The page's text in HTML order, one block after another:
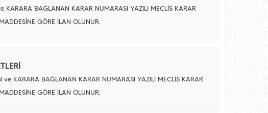
KARARA BAĞLANAN KARAR NUMARASI YAZILI MECLİS KARAR
GÖRE İLAN OLUNUR.
ve KARARA BAĞLANAN KARAR NUMARASI YAZILI MECLİS KARAR
GÖRE İLAN OLUNUR.